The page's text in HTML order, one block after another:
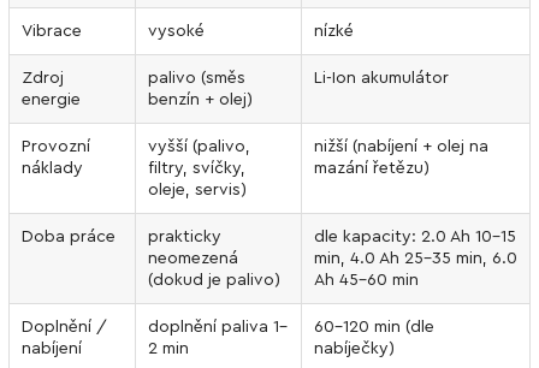
Vibrace vysoké nízké
Zdroj
energie
palivo (směs
benzín + olej)
Li-Ion akumulátor
Provozní
náklady
vyšší (palivo,
filtry, svíčky,
oleje, servis)
nižší (nabíjení + olej na
mazání řetězu)
Doba práce
prakticky
neomezená
(dokud je palivo)
dle kapacity: 2.0 Ah 10–15
min, 4.0 Ah 25–35 min, 6.0
Ah 45–60 min
Doplnění /
nabíjení
doplnění paliva 1–
2 min
60–120 min (dle
nabíječky)